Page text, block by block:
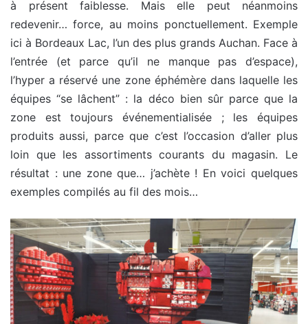
à présent faiblesse. Mais elle peut néanmoins
redevenir… force, au moins ponctuellement. Exemple
ici à Bordeaux Lac, l’un des plus grands Auchan. Face à
l’entrée (et parce qu’il ne manque pas d’espace),
l’hyper a réservé une zone éphémère dans laquelle les
équipes “se lâchent” : la déco bien sûr parce que la
zone est toujours événementialisée ; les équipes
produits aussi, parce que c’est l’occasion d’aller plus
loin que les assortiments courants du magasin. Le
résultat : une zone que… j’achète ! En voici quelques
exemples compilés au fil des mois…